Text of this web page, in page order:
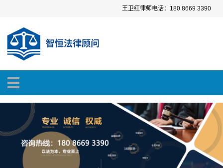
王卫红律师电话：180 8669 3390